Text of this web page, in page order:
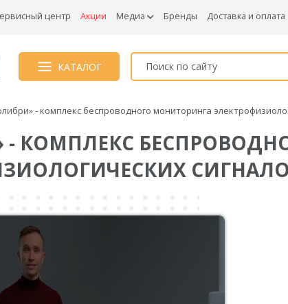
центр Акции Медиа Бренды Доставка и оплата
КАТАЛОГ
- комплекс беспроводного мониторинга
- КОМПЛЕКС